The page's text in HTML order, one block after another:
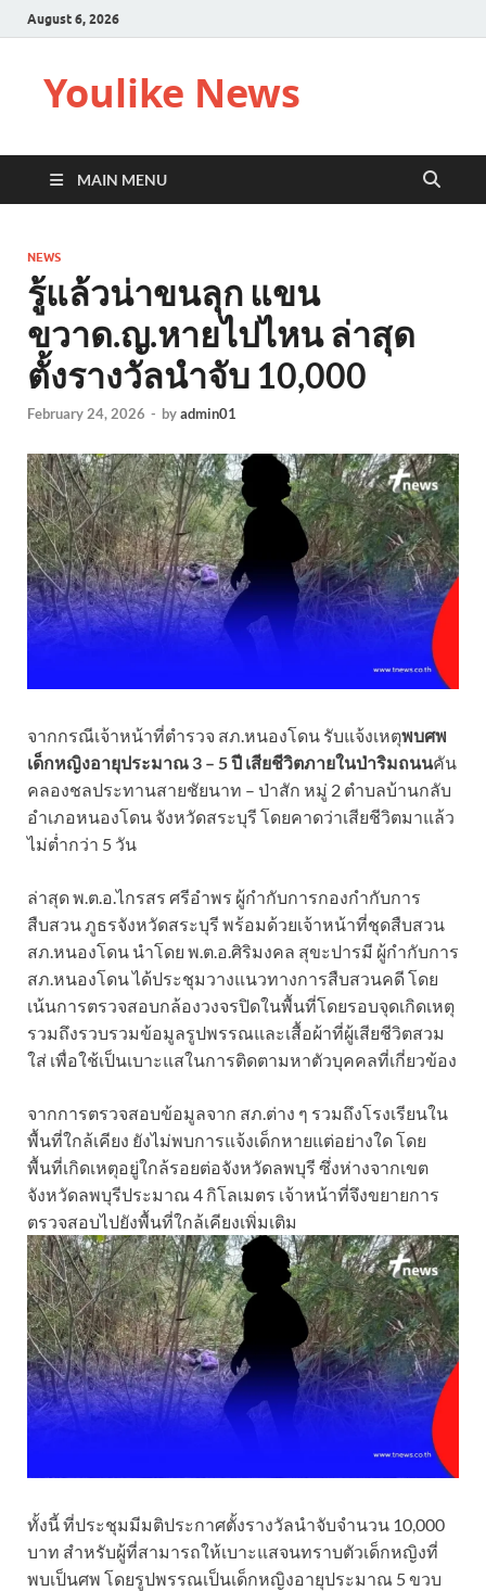
August 6, 2026
Youlike News
MAIN MENU
NEWS
รู้แล้วน่าขนลุก แขน
ขวาด.ญ.หายไปไหน ล่าสุด
ตั้งรางวัลนำจับ 10,000
February 24, 2026 - byadmin01
จากกรณีเจ้าหน้าที่ตำรวจ สภ.หนองโดน รับแจ้งเหตุพบศพ
เด็กหญิงอายุประมาณ 3 – 5 ปี เสียชีวิตภายในป่าริมถนนคัน
คลองชลประทานสายชัยนาท – ป่าสัก หมู่ 2 ตำบลบ้านกลับ
อำเภอหนองโดน จังหวัดสระบุรี โดยคาดว่าเสียชีวิตมาแล้ว
ไม่ต่ำกว่า 5 วัน
ล่าสุด พ.ต.อ.ไกรสร ศรีอำพร ผู้กำกับการกองกำกับการ
สืบสวน ภูธรจังหวัดสระบุรี พร้อมด้วยเจ้าหน้าที่ชุดสืบสวน
สภ.หนองโดน นำโดย พ.ต.อ.ศิริมงคล สุขะปารมี ผู้กำกับการ
สภ.หนองโดน ได้ประชุมวางแนวทางการสืบสวนคดี โดย
เน้นการตรวจสอบกล้องวงจรปิดในพื้นที่โดยรอบจุดเกิดเหตุ
รวมถึงรวบรวมข้อมูลรูปพรรณและเสื้อผ้าที่ผู้เสียชีวิตสวม
ใส่ เพื่อใช้เป็นเบาะแสในการติดตามหาตัวบุคคลที่เกี่ยวข้อง
จากการตรวจสอบข้อมูลจาก สภ.ต่าง ๆ รวมถึงโรงเรียนใน
พื้นที่ใกล้เคียง ยังไม่พบการแจ้งเด็กหายแต่อย่างใด โดย
พื้นที่เกิดเหตุอยู่ใกล้รอยต่อจังหวัดลพบุรี ซึ่งห่างจากเขต
จังหวัดลพบุรีประมาณ 4 กิโลเมตร เจ้าหน้าที่จึงขยายการ
ตรวจสอบไปยังพื้นที่ใกล้เคียงเพิ่มเติม
ทั้งนี้ ที่ประชุมมีมติประกาศตั้งรางวัลนำจับจำนวน 10,000
บาท สำหรับผู้ที่สามารถให้เบาะแสจนทราบตัวเด็กหญิงที่
พบเป็นศพ โดยรูปพรรณเป็นเด็กหญิงอายุประมาณ 5 ขวบ